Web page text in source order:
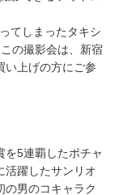
てしまったタキシ
の撮影会は、新宿
い上げの方にご参
を5連覇したポチャ
活躍したサンリオ
の男のコキャラク